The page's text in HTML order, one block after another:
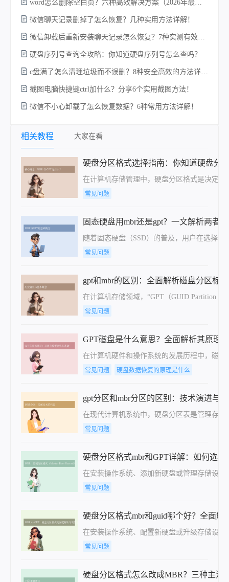
微信聊天记录删掉了怎么恢复？几种实用方法详解！
硬盘序列号查询全攻略：你知道硬盘序列号怎么查吗？
截图电脑快捷键ctrl加什么？分享6个实用截图方法！
微信不小心卸载了怎么恢复数据？6种常用方法详解！
相关教程 大家在看
硬盘分区格式选择指南：你知道硬盘分
在计算机存储管理中，硬盘分区格式是决定
常见问题
固态硬盘用mbr还是gpt？一文解析两者
随着固态硬盘（SSD）的普及，用户在选择
常见问题
gpt和mbr的区别：全面解析磁盘分区标准
在计算机存储领域，“GPT（GUID Partition
常见问题
GPT磁盘是什么意思？全面解析其原理
在计算机硬件和操作系统的发展历程中，磁
常见问题 硬盘数据恢复的原理是什么
gpt分区和mbr分区的区别：技术演进与
在现代计算机系统中，硬盘分区表是管理存
常见问题
硬盘分区格式mbr和GPT详解：如何选
在安装操作系统、添加新硬盘或管理存储设
常见问题
硬盘分区格式mbr和guid哪个好？全面解
在安装操作系统、配置新硬盘或升级存储设
常见问题
硬盘分区格式怎么改成MBR？三种主流